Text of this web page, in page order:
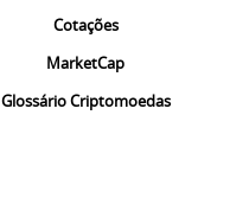
Cotações
MarketCap
Glossário Criptomoedas